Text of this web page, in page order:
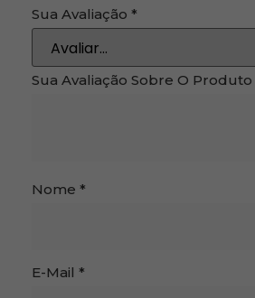
Sua Avaliação *
Sua Avaliação Sobre O Produto
Nome *
E-Mail *